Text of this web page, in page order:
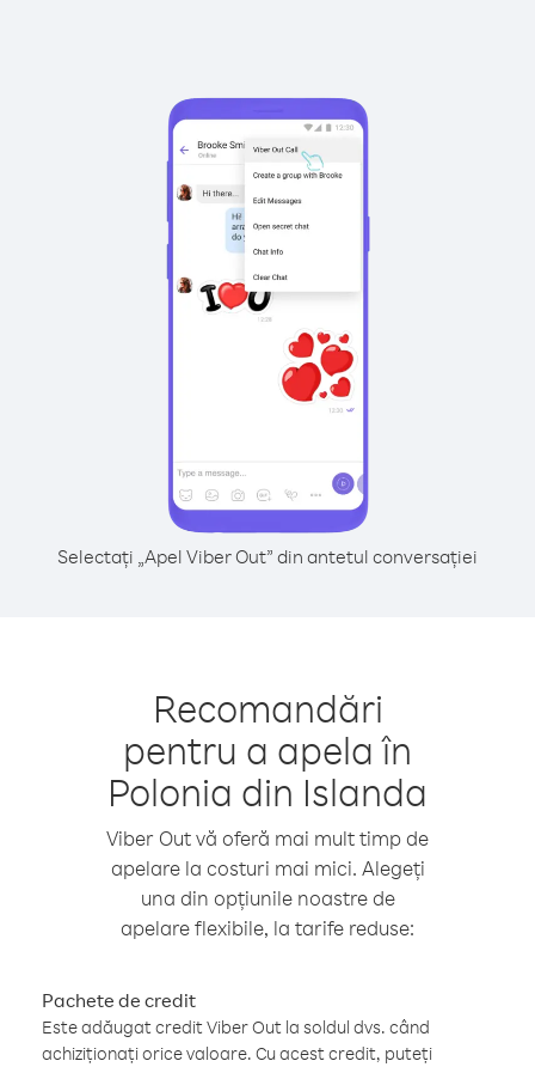
Selectați „Apel Viber Out” din antetul conversației
Recomandări
pentru a apela în
Polonia din Islanda
Viber Out vă oferă mai mult timp de
apelare la costuri mai mici. Alegeți
una din opțiunile noastre de
apelare flexibile, la tarife reduse:
Pachete de credit
Este adăugat credit Viber Out la soldul dvs. când
achiziționați orice valoare. Cu acest credit, puteți